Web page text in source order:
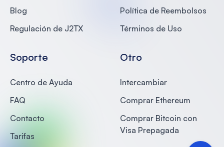
Blog
Regulación de J2TX
Soporte
Centro de Ayuda
FAQ
Contacto
Tarifas
Política de Reembolsos
Términos de Uso
Otro
Intercambiar
Comprar Ethereum
Comprar Bitcoin con
Visa Prepagada